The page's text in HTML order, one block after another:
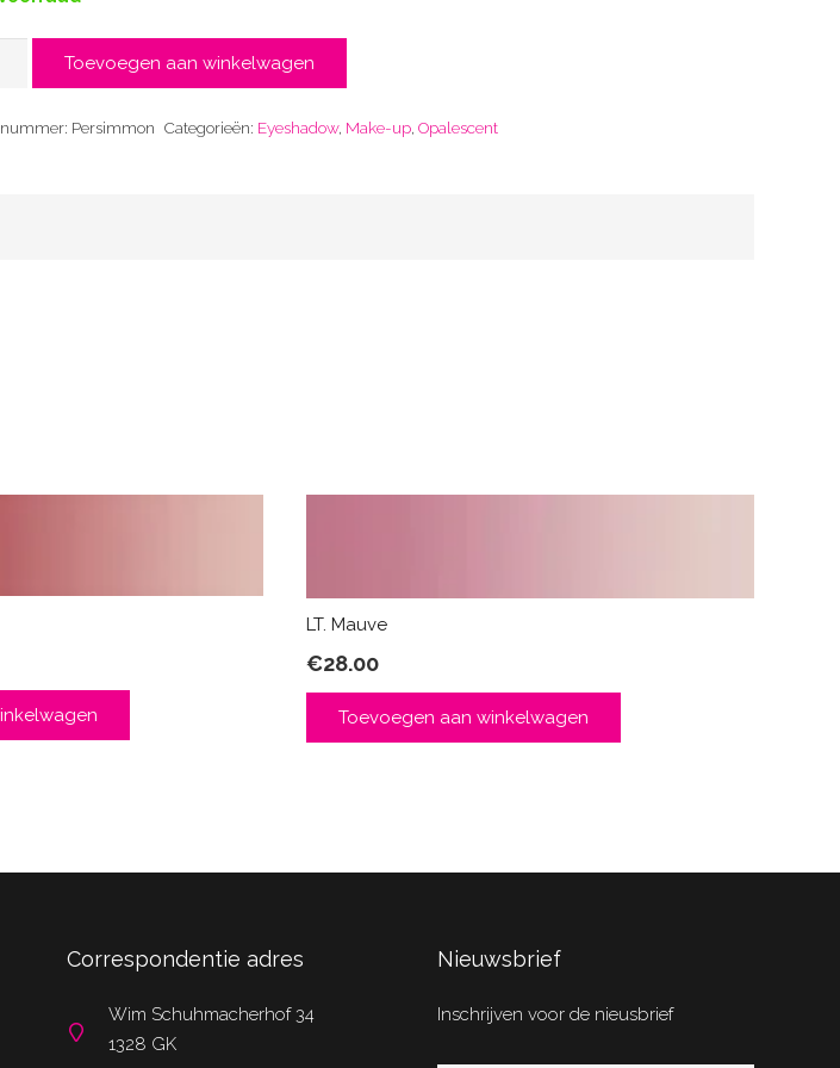
Toevoegen aan winkelwagen
Persimmon Categorieën: Eyeshadow, Make-up, Opalescent
LT. Mauve
€28.00
Toevoegen aan winkelwagen
Correspondentie adres
Wim Schuhmacherhof 34
1328 GK
Nieuwsbrief
Inschrijven voor de nieusbrief